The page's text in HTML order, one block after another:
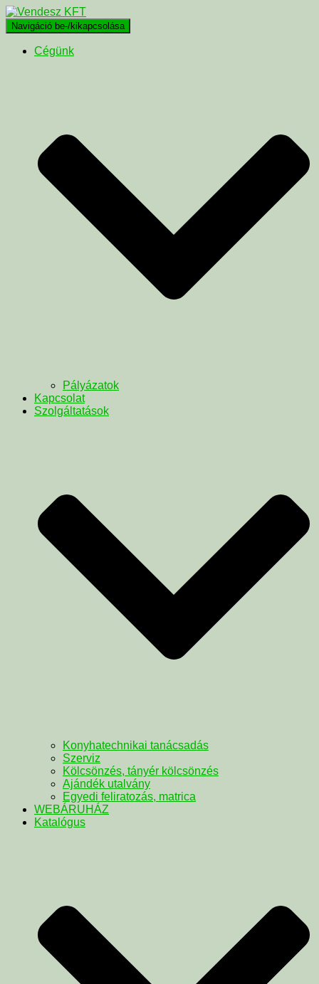
Navigáció be-/kikapcsolása
Cégünk
Pályázatok
Kapcsolat
Szolgáltatások
Konyhatechnikai tanácsadás
Szerviz
Kölcsönzés, tányér kölcsönzés
Ajándék utalvány
Egyedi feliratozás, matrica
WEBÁRUHÁZ
Katalógus